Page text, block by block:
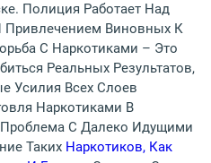
Полиция Работает Над
Привлечением Виновных К
С Наркотиками – Это
Реальных Результатов,
Усилия Всех Слоев
Наркотиками В
С Далеко Идущими
Таких Наркотиков, Как